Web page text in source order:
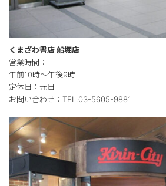
くまざわ書店 船堀店
営業時間：
午前10時～午後9時
定休日：元日
お問い合わせ：TEL.03-5605-9881